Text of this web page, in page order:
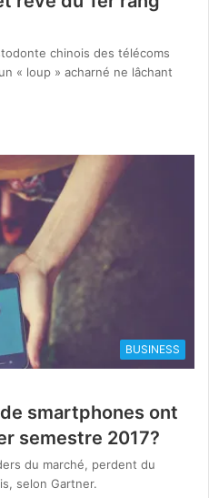
chinois des télécoms
« loup » acharné ne lâchant
BUSINESS
smartphones ont
semestre 2017?
du marché, perdent du
selon Gartner.